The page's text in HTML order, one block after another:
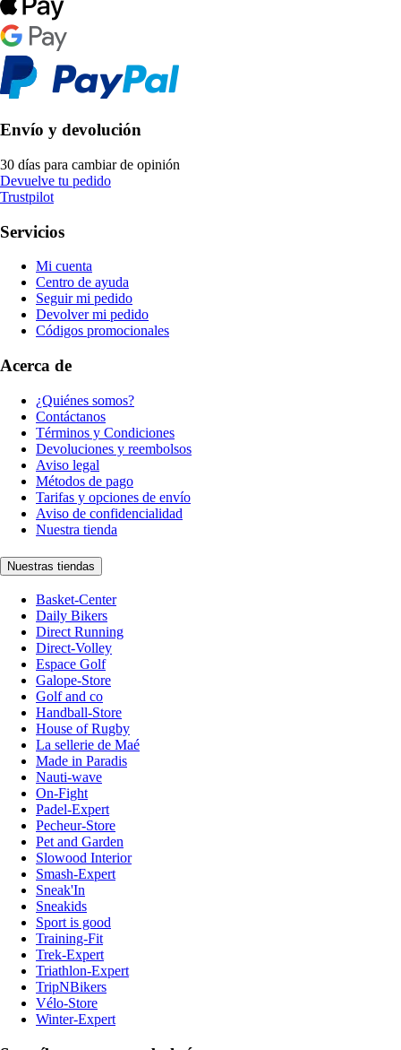
Envío y devolución
30 días para cambiar de opinión
Devuelve tu pedido
Trustpilot
Servicios
Mi cuenta
Centro de ayuda
Seguir mi pedido
Devolver mi pedido
Códigos promocionales
Acerca de
¿Quiénes somos?
Contáctanos
Términos y Condiciones
Devoluciones y reembolsos
Aviso legal
Métodos de pago
Tarifas y opciones de envío
Aviso de confidencialidad
Nuestra tienda
Nuestras tiendas
Basket-Center
Daily Bikers
Direct Running
Direct-Volley
Espace Golf
Galope-Store
Golf and co
Handball-Store
House of Rugby
La sellerie de Maé
Made in Paradis
Nauti-wave
On-Fight
Padel-Expert
Pecheur-Store
Pet and Garden
Slowood Interior
Smash-Expert
Sneak'In
Sneakids
Sport is good
Training-Fit
Trek-Expert
Triathlon-Expert
TripNBikers
Vélo-Store
Winter-Expert